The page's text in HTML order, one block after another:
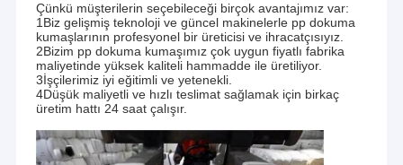
Çünkü müşterilerin seçebileceği birçok avantajımız var:
1Biz gelişmiş teknoloji ve güncel makinelerle pp dokuma
kumaşlarının profesyonel bir üreticisi ve ihracatçısıyız.
2Bizim pp dokuma kumaşımız çok uygun fiyatlı fabrika
maliyetinde yüksek kaliteli hammadde ile üretiliyor.
3İşçilerimiz iyi eğitimli ve yetenekli.
4Düşük maliyetli ve hızlı teslimat sağlamak için birkaç
üretim hattı 24 saat çalışır.